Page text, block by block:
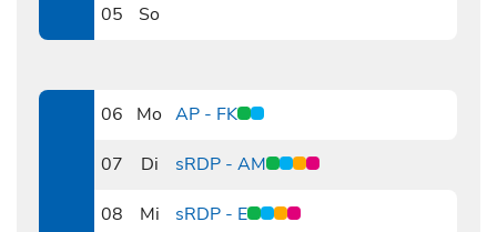
05
So
06
Mo AP - FK
07
Di sRDP - AM
08
Mi sRDP - E